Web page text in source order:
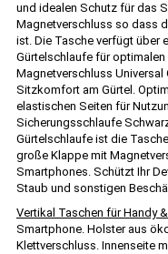
und idealen Schutz für das
Magnetverschluss so dass
ist. Die Tasche verfügt über
Gürtelschlaufe für
Magnetverschluss
Sitzkomfort am Gürtel.
elastischen Seiten für
Sicherungsschlaufe
Gürtelschlaufe ist die
große Klappe mit
Smartphones. Schützt Ihr
Staub und sonstigen
Vertikal Taschen für Handy
Smartphone. Holster aus
Klettverschluss. Innenseite